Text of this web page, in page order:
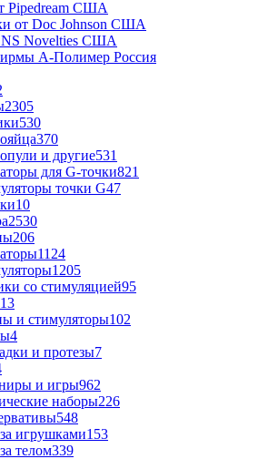
2305
530
370
и другие531
для G-точки821
точки G47
10
2530
206
1124
1205
со стимуляцией95
и стимуляторы102
4
и протезы7
и игры962
наборы226
548
игрушками153
телом339